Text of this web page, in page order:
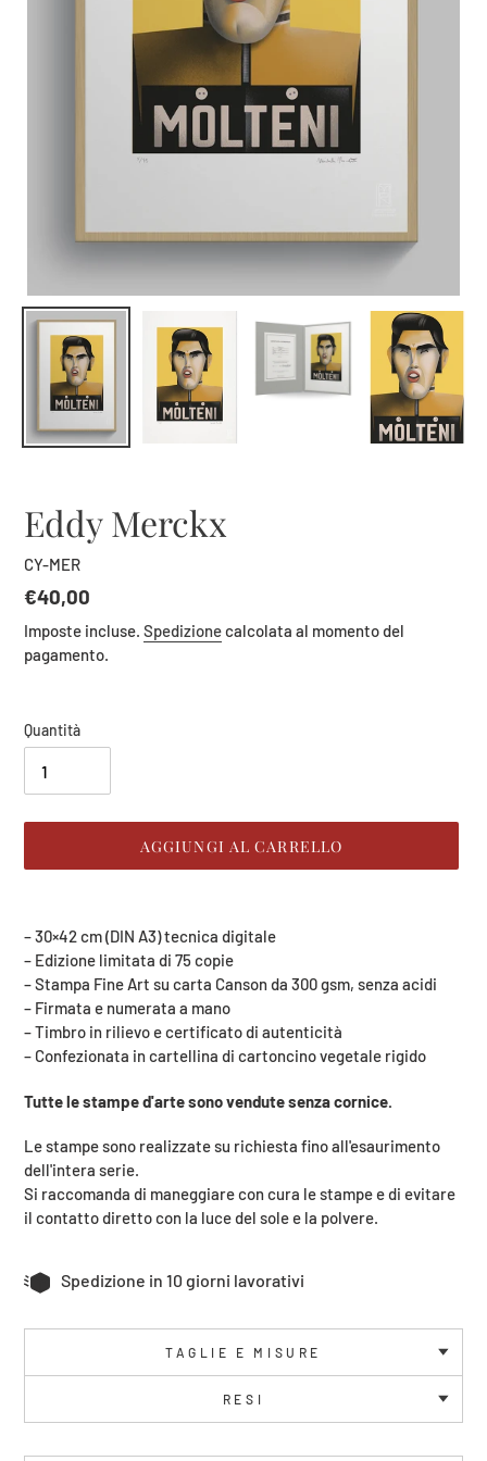
Eddy Merckx
CY-MER
Prezzo
di
listino
€40,00
Imposte incluse. Spedizionecalcolata al momento del
pagamento.
Quantità
AGGIUNGI AL CARRELLO
del
prodotto
nel
carrello
– 30×42 cm (DIN A3) tecnica digitale
– Edizione limitata di 75 copie
– Stampa Fine Art su carta Canson da 300 gsm, senza acidi
– Firmata e numerata a mano
–Timbro in rilievo e certificato di autenticità
– Confezionata in cartellina di cartoncino vegetale rigido
Tutte le stampe d'arte sono vendute senza cornice.
Le stampe sono realizzate su richiesta fino all'esaurimento
dell'intera serie.
Si raccomanda di maneggiare con cura le stampe e di evitare
il contatto diretto con la luce del sole e la polvere.
Spedizione in 10 giorni lavorativi
TAGLIE E MISURE
RESI